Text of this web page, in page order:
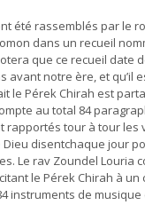
été rassemblés par le
dans un recueil
que ce recueil date
avant notre ère, et qu’il
le Pérek Chirah est
au total 84
rapportés tour à tour les
Dieu disentchaque jour
Le rav Zoundel Louria
le Pérek Chirah à un
instruments de